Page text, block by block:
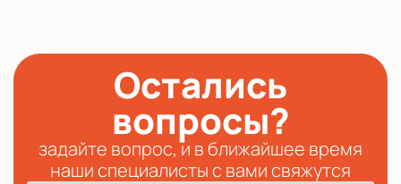
Остались
вопросы?
задайте вопрос, и в ближайшее время
наши специалисты с вами свяжутся